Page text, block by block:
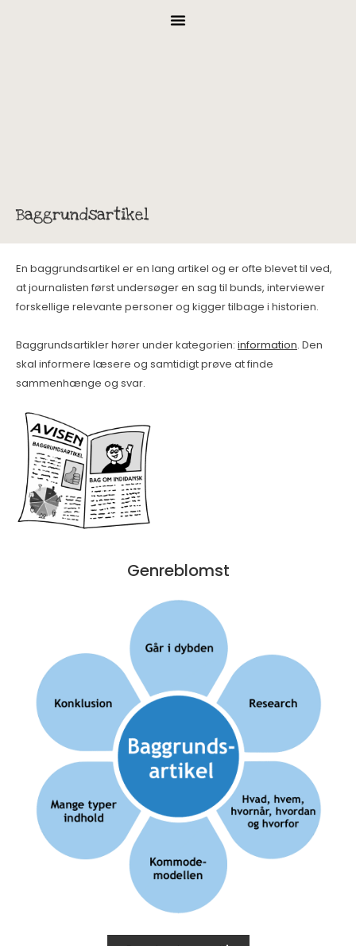
Baggrundsartikel
En baggrundsartikel er en lang artikel og er ofte blevet til ved,
at journalisten først undersøger en sag til bunds, interviewer
forskellige relevante personer og kigger tilbage i historien.
Baggrundsartikler hører under kategorien: information. Den
skal informere læsere og samtidigt prøve at finde
sammenhænge og svar.
Genreblomst